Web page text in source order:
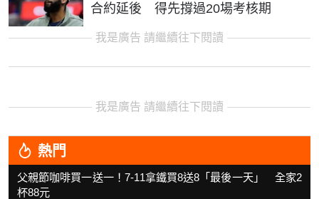
合約延後 得先撐過20場考核期
我是廣告 請繼續往下閱讀
我是廣告 請繼續往下閱讀
熱門
父親節咖啡買一送一！7-11拿鐵買8送8「最後一天」 全家2
杯88元